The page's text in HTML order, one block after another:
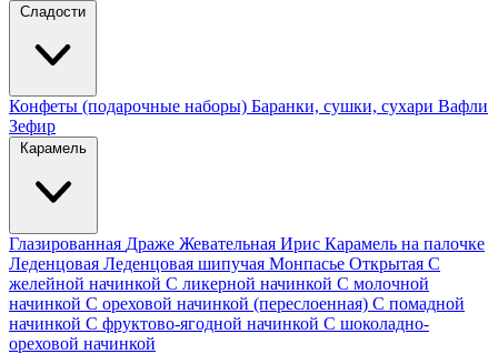
Сладости
Конфеты (подарочные наборы) Баранки, сушки, сухари Вафли
Зефир
Карамель
Глазированная Драже Жевательная Ирис Карамель на палочке
Леденцовая Леденцовая шипучая Монпасье Открытая С
желейной начинкой С ликерной начинкой С молочной
начинкой С ореховой начинкой (переслоенная) С помадной
начинкой С фруктово-ягодной начинкой С шоколадно-
ореховой начинкой